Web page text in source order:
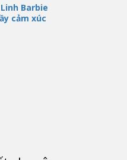
Barbie
cảm xúc